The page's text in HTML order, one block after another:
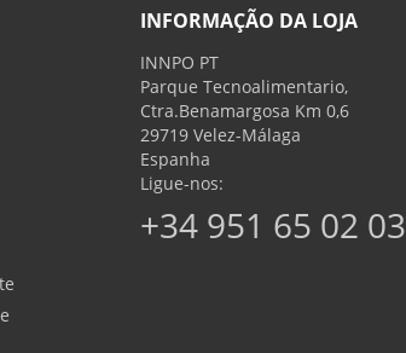
INFORMAÇÃO DA LOJA
INNPO PT
Parque Tecnoalimentario,
Ctra.Benamargosa Km 0,6
29719 Velez-Málaga
Espanha
Ligue-nos:
+34 951 65 02 03